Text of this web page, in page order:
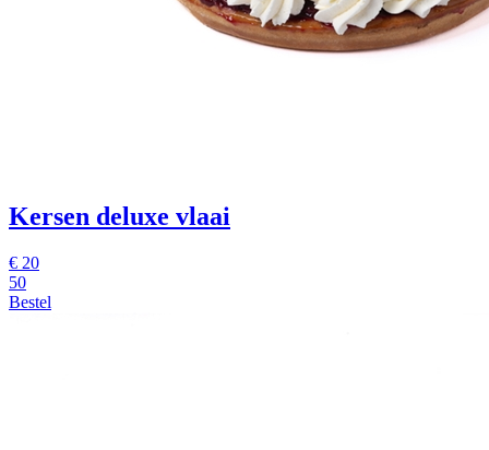
Kersen deluxe vlaai
€ 20
50
Bestel